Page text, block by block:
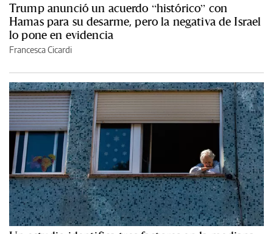
Trump anunció un acuerdo “histórico” con
Hamas para su desarme, pero la negativa de Israel
lo pone en evidencia
Francesca Cicardi